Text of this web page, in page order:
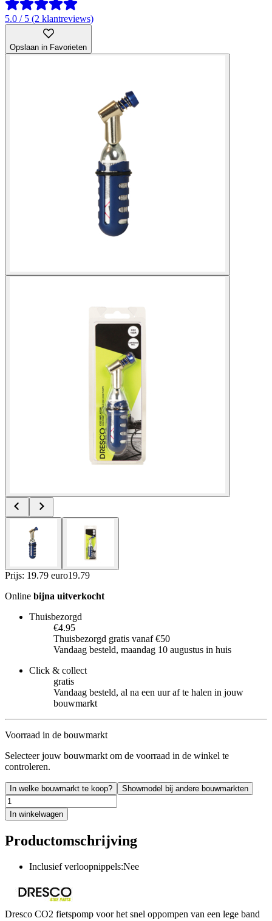
5.0 / 5 (2 klantreviews)
Opslaan in Favorieten
Prijs: 19.79 euro19.79
Online bijna uitverkocht
Thuisbezorgd
€4.95
Thuisbezorgd gratis vanaf €50
Vandaag besteld, maandag 10 augustus in huis
Click & collect
gratis
Vandaag besteld, al na een uur af te halen in jouw
bouwmarkt
Voorraad in de bouwmarkt
Selecteer jouw bouwmarkt om de voorraad in de winkel te
controleren.
In welke bouwmarkt te koop? Showmodel bij andere bouwmarkten
In winkelwagen
Productomschrijving
Inclusief verloopnippels:Nee
Dresco CO2 fietspomp voor het snel oppompen van een lege band